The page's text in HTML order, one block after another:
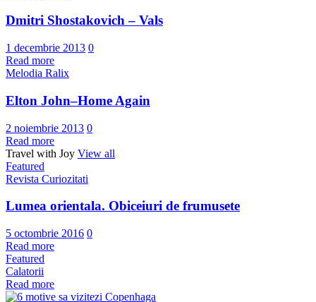
Dmitri Shostakovich – Vals
1 decembrie 2013 0
Read more
Melodia Ralix
Elton John–Home Again
2 noiembrie 2013 0
Read more
Travel with Joy View all
Featured
Revista Curiozitati
Lumea orientala. Obiceiuri de frumusete
5 octombrie 2016 0
Read more
Featured
Calatorii
Read more